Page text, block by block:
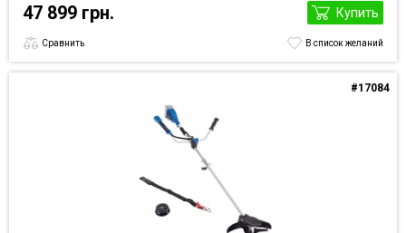
47 899 грн. Купить
Сравнить В список желаний
#17084